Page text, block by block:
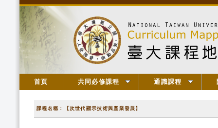
首頁 共同必修課程 通識課程
課程名稱：【次世代顯示技術與產業發展】